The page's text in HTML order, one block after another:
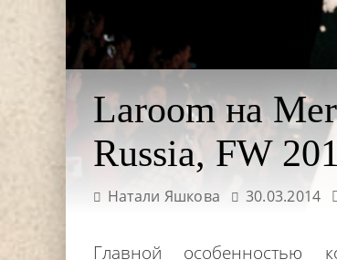
Laroom на
Russia, FW
Натали Яшкова 30.03.2014
Главной